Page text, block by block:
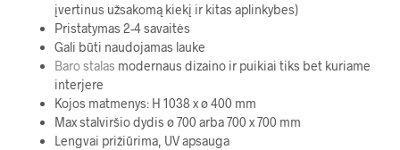
įvertinus užsakomą kiekį ir kitas aplinkybes)
Pristatymas 2-4 savaitės
Gali būti naudojamas lauke
Baro stalas modernaus dizaino ir puikiai tiks bet kuriame
interjere
Kojos matmenys: H 1038 x ø 400 mm
Max stalviršio dydis ø 700 arba 700 x 700 mm
Lengvai prižiūrima, UV apsauga